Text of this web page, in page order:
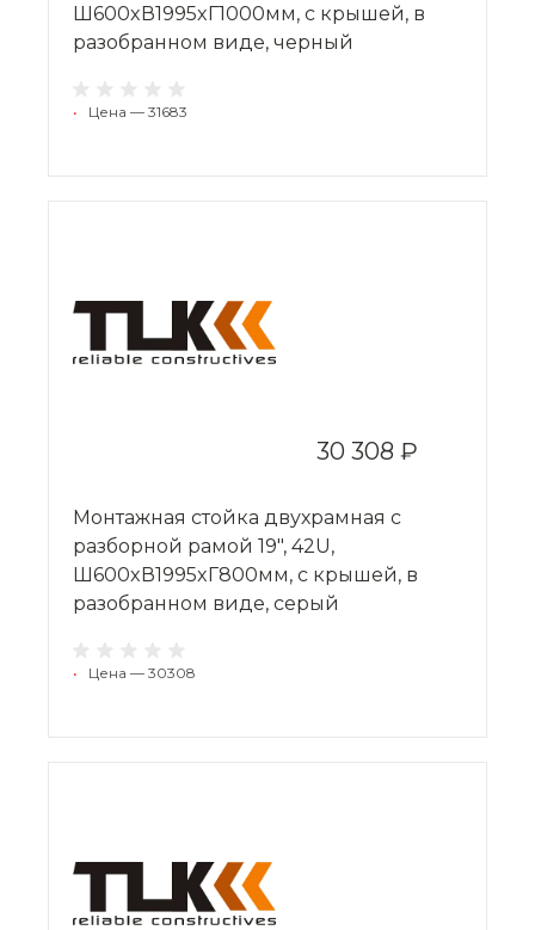
Ш600xВ1995xГ1000мм, с крышей, в
разобранном виде, черный
• Цена — 31683
30 308 ₽
Монтажная стойка двухрамная с
разборной рамой 19", 42U,
Ш600xВ1995xГ800мм, с крышей, в
разобранном виде, серый
• Цена — 30308